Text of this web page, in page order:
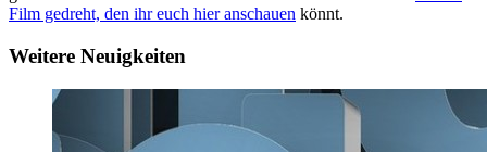
Film gedreht, den ihr euch hier anschauen könnt.
Weitere Neuigkeiten